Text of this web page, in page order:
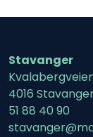
Stavanger
4016
51 88 40 90